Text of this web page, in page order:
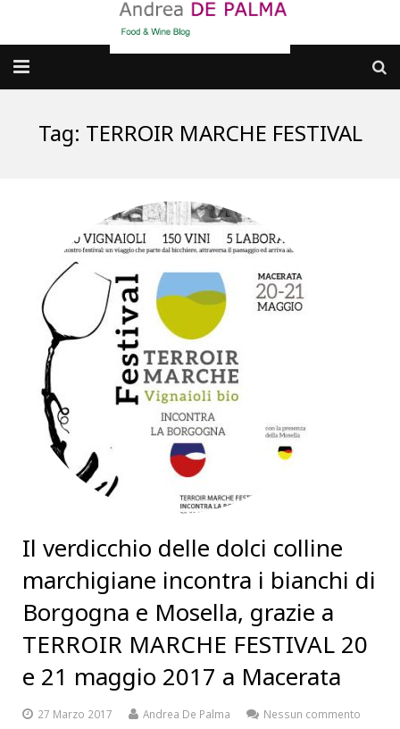
Chi sono
dove MANGIARE
cosa CUCINARE
dove ANDARE
Punti di vista e approfondimenti
Contatti
Tag: TERROIR MARCHE FESTIVAL
Il verdicchio delle dolci colline
marchigiane incontra i bianchi di
Borgogna e Mosella, grazie a
TERROIR MARCHE FESTIVAL 20
e 21 maggio 2017 a Macerata
27 Marzo 2017 Andrea De Palma
Nessun commento